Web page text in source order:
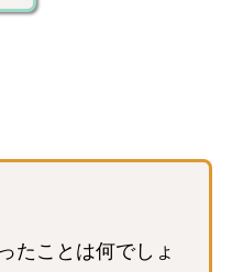
たことは何でしょ